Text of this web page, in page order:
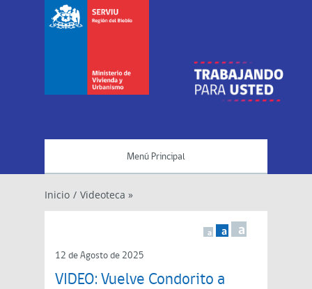
Menú Principal
Inicio / Videoteca »
a a a
12 de Agosto de 2025
VIDEO: Vuelve Condorito a